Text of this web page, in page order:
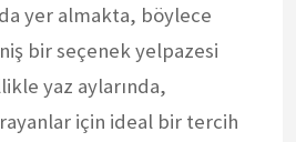
yer almakta, böylece
bir seçenek yelpazesi
yaz aylarında,
için ideal bir tercih